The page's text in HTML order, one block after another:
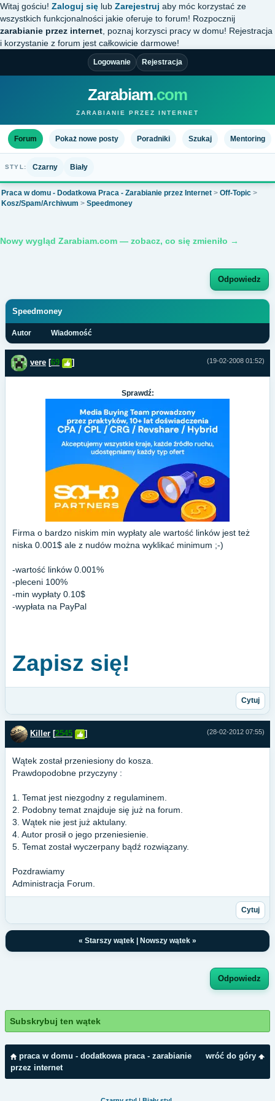
Witaj gościu! Zaloguj się lub Zarejestruj aby móc korzystać ze
wszystkich funkcjonalności jakie oferuje to forum! Rozpocznij
zarabianie przez internet , poznaj korzysci pracy w domu! Rejestracja
i korzystanie z forum jest całkowicie darmowe!
Logowanie Rejestracja
Zarabiam.com
ZARABIANIE PRZEZ INTERNET
Forum Pokaż nowe posty Poradniki Szukaj Mentoring
STYL: Czarny Biały
Praca w domu - Dodatkowa Praca - Zarabianie przez Internet > Off-Topic >
Kosz/Spam/Archiwum > Speedmoney
Nowy wygląd Zarabiam.com — zobacz, co się zmieniło →
Odpowiedz
Speedmoney
Autor Wiadomość
(19-02-2008 01:52)
vere [69 ]
Sprawdź:
Firma o bardzo niskim min wypłaty ale wartość linków jest też
niska 0.001$ ale z nudów można wyklikać minimum ;-)
-wartość linków 0.001%
-pleceni 100%
-min wypłaty 0.10$
-wypłata na PayPal
Zapisz się!
Cytuj
(28-02-2012 07:55)
Killer [2545 ]
Wątek został przeniesiony do kosza.
Prawdopodobne przyczyny :
1. Temat jest niezgodny z regulaminem.
2. Podobny temat znajduje się już na forum.
3. Wątek nie jest już aktulany.
4. Autor prosił o jego przeniesienie.
5. Temat został wyczerpany bądź rozwiązany.
Pozdrawiamy
Administracja Forum.
Cytuj
« Starszy wątek Nowszy wątek »
Odpowiedz
Subskrybuj ten wątek
wróć do góry
praca w domu - dodatkowa praca - zarabianie
przez internet